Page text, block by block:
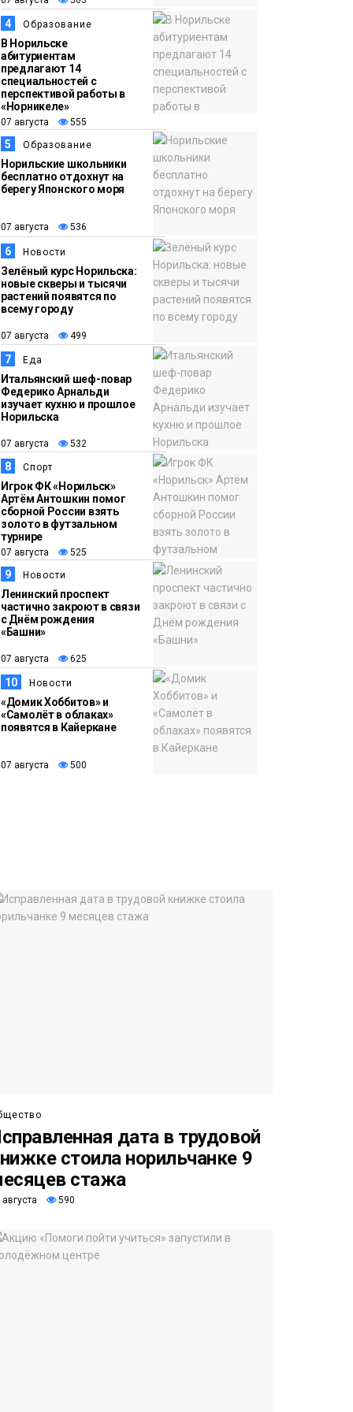
Фото
прогрелся до 29
градусов
4 Образование
В Норильске
абитуриентам
предлагают 14
специальностей с
перспективой работы в
«Норникеле»
07 августа 555
5 Образование
Норильские школьники
бесплатно отдохнут на
берегу Японского моря
07 августа 536
6 Новости
Зелёный курс Норильска:
новые скверы и тысячи
растений появятся по
всему городу
07 августа 499
7 Еда
Итальянский шеф-повар
Федерико Арнальди
изучает кухню и прошлое
Норильска
07 августа 532
8 Спорт
Игрок ФК «Норильск»
Артём Антошкин помог
сборной России взять
золото в футзальном
турнире
07 августа 525
9 Новости
Ленинский проспект
частично закроют в связи
с Днём рождения
«Башни»
07 августа 625
10 Новости
«Домик Хоббитов» и
«Самолёт в облаках»
появятся в Кайеркане
07 августа 500
дата в трудовой
стоила норильчанке 9
стажа
590